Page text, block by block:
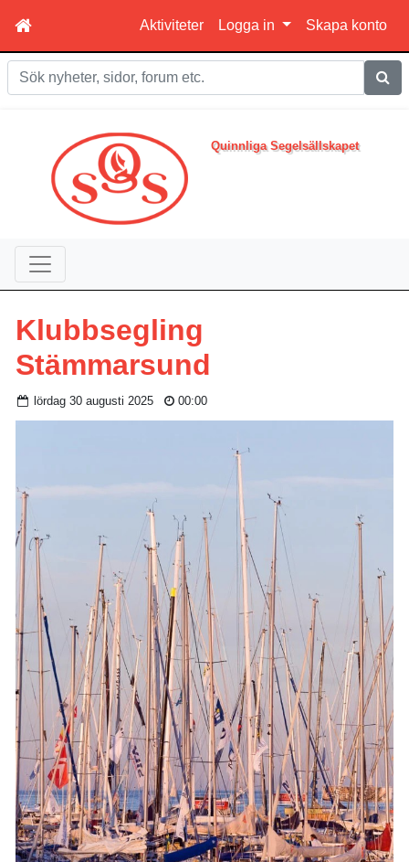
Aktiviteter Logga in Skapa konto
Sök
Quinnliga Segelsällskapet
Klubbsegling
Stämmarsund
lördag 30 augusti 2025 00:00